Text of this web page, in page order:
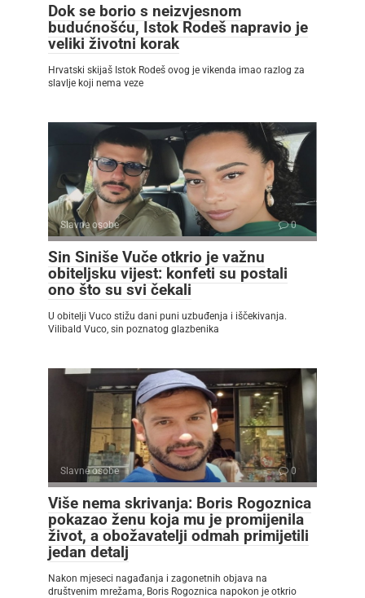
Dok se borio s neizvjesnom
budućnošću, Istok Rodeš napravio je
veliki životni korak
Hrvatski skijaš Istok Rodeš ovog je vikenda imao razlog za
slavlje koji nema veze
Slavne osobe 0
Sin Siniše Vuče otkrio je važnu
obiteljsku vijest: konfeti su postali
ono što su svi čekali
U obitelji Vuco stižu dani puni uzbuđenja i iščekivanja.
Vilibald Vuco, sin poznatog glazbenika
Slavne osobe 0
Više nema skrivanja: Boris Rogoznica
pokazao ženu koja mu je promijenila
život, a obožavatelji odmah primijetili
jedan detalj
Nakon mjeseci nagađanja i zagonetnih objava na
društvenim mrežama, Boris Rogoznica napokon je otkrio